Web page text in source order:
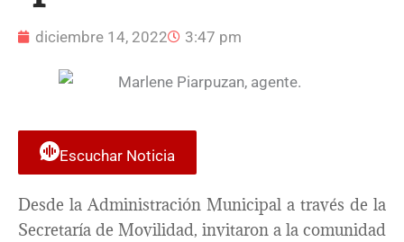
diciembre 14, 2022 3:47 pm
Escuchar Noticia
Desde la Administración Municipal a través de la
Secretaría de Movilidad, invitaron a la comunidad